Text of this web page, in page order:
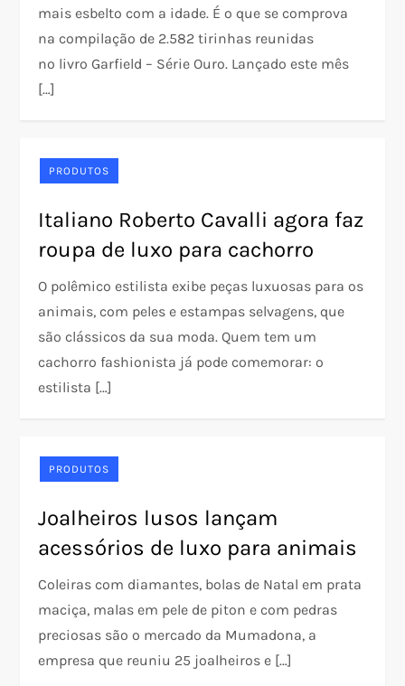
mais esbelto com a idade. É o que se comprova
na compilação de 2.582 tirinhas reunidas
no livro Garfield – Série Ouro. Lançado este mês
[…]
PRODUTOS
Italiano Roberto Cavalli agora faz
roupa de luxo para cachorro
O polêmico estilista exibe peças luxuosas para os
animais, com peles e estampas selvagens, que
são clássicos da sua moda. Quem tem um
cachorro fashionista já pode comemorar: o
estilista […]
PRODUTOS
Joalheiros lusos lançam
acessórios de luxo para animais
Coleiras com diamantes, bolas de Natal em prata
maciça, malas em pele de piton e com pedras
preciosas são o mercado da Mumadona, a
empresa que reuniu 25 joalheiros e […]